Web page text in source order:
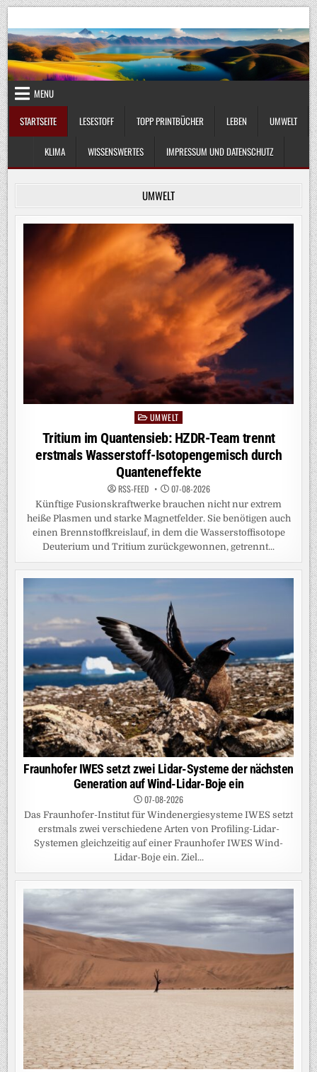
Skip
to
content
UmweltKlima.com
MENU
STARTSEITE
LESESTOFF TOPP PRINTBÜCHER LEBEN UMWELT
KLIMA WISSENSWERTES IMPRESSUM UND DATENSCHUTZ
UMWELT
PostedUMWELT
Tritium im Quantensieb: HZDR-Team trennt
erstmals Wasserstoff-Isotopengemisch durch
Quanteneffekte
RSS-FEED 07-08-2026
Künftige Fusionskraftwerke brauchen nicht nur extrem
heiße Plasmen und starke Magnetfelder. Sie benötigen auch
einen Brennstoffkreislauf, in dem die Wasserstoffisotope
Deuterium und Tritium zurückgewonnen, getrennt...
Fraunhofer IWES setzt zwei Lidar-Systeme der nächsten
Generation auf Wind-Lidar-Boje ein
07-08-2026
Das Fraunhofer-Institut für Windenergiesysteme IWES setzt
erstmals zwei verschiedene Arten von Profiling-Lidar-
Systemen gleichzeitig auf einer Fraunhofer IWES Wind-
Lidar-Boje ein. Ziel...